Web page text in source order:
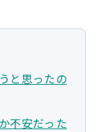
と思ったの
不安だった